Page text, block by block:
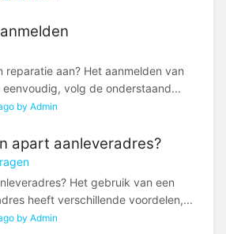
reparatie aan? Het aanmelden van
eenvoudig, volg de onderstaand...
by Admin
apart aanleveradres?
Het gebruik van een
heeft verschillende voordelen,...
by Admin